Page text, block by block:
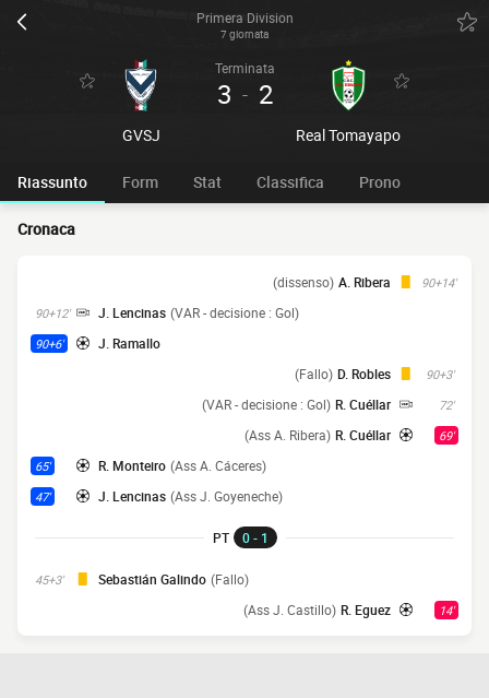
Primera Division
7 giornata
GVSJ
Terminata
3 - 2
Real Tomayapo
Riassunto Form Stat Classifica Prono
Cronaca
90+14'
A. Ribera
(dissenso)
90+12' J. Lencinas (VAR - decisione : Gol)
90+6' J. Ramallo
90+3'
D. Robles
(Fallo)
72'
R. Cuéllar
(VAR - decisione : Gol)
69'
R. Cuéllar
(Ass A. Ribera)
65' R. Monteiro (Ass A. Cáceres)
47' J. Lencinas (Ass J. Goyeneche)
PT 0 - 1
45+3' Sebastián Galindo (Fallo)
14'
R. Eguez
(Ass J. Castillo)